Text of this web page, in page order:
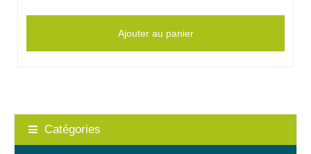
Catégories
Ajouter au panier